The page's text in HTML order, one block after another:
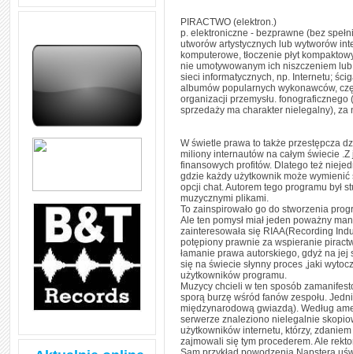
pozwoli Ci opanować język
zapamiętasz
W końcu ktoś po ludzku i
zrozumiale wytłumaczył, na
czym polega mowa zależna
(reported speech) w języku
angielskim
PIRACTWO (elektron.)
p. elektroniczne - bezprawne (bez
utworów artystycznych lub wytworów
komputerowe, tłoczenie płyt
nie umotywowanym ich niszczeniem
sieci informatycznych, np. Internetu;
albumów popularnych wykonawców,
organizacji przemysłu.
sprzedaży ma charakter nielegalny),
W świetle prawa to także przestępcza
miliony internautów na całym świecie
finansowych profitów. Dlatego też
gdzie każdy użytkownik może
opcji chat. Autorem tego programu był
muzycznymi plikami.
To zainspirowało go do stworzenia
Ale ten pomysł miał jeden poważny
zainteresowała się RIAA(Recording
potępiony prawnie za wspieranie
łamanie prawa autorskiego, gdyż na
się na świecie słynny proces ,jaki
użytkowników programu.
Muzycy chcieli w ten sposób
sporą burzę wśród fanów zespołu.
międzynarodową gwiazdą). Według
serwerze znaleziono nielegalnie
użytkowników internetu, którzy,
zajmowali się tym procederem. Ale